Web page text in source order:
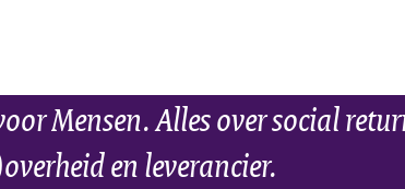
Mensen. Alles over social
en leverancier.